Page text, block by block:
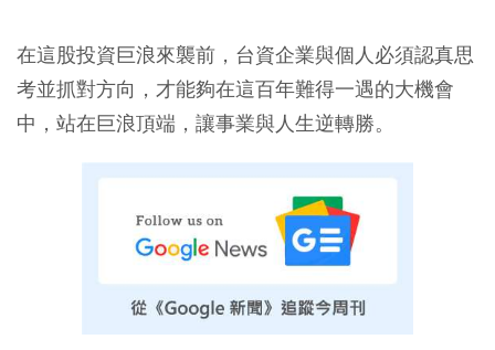
在這股投資巨浪來襲前，台資企業與個人必須認真思
考並抓對方向，才能夠在這百年難得一遇的大機會
中，站在巨浪頂端，讓事業與人生逆轉勝。